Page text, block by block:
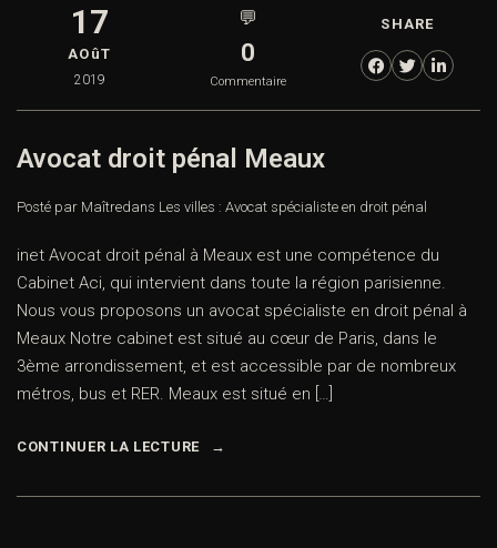
17
AOûT
2019
💬
0
Commentaire
SHARE
Avocat droit pénal Meaux
Posté par Maîtredans Les villes : Avocat spécialiste en droit pénal
inet Avocat droit pénal à Meaux est une compétence du
Cabinet Aci, qui intervient dans toute la région parisienne.
Nous vous proposons un avocat spécialiste en droit pénal à
Meaux Notre cabinet est situé au cœur de Paris, dans le
3ème arrondissement, et est accessible par de nombreux
métros, bus et RER. Meaux est situé en […]
CONTINUER LA LECTURE